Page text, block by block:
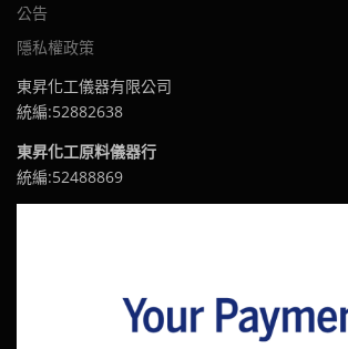
公告
隱私權政策
東昇化工儀器有限公司
統編:52882638
東昇化工原料儀器行
統編:52488869